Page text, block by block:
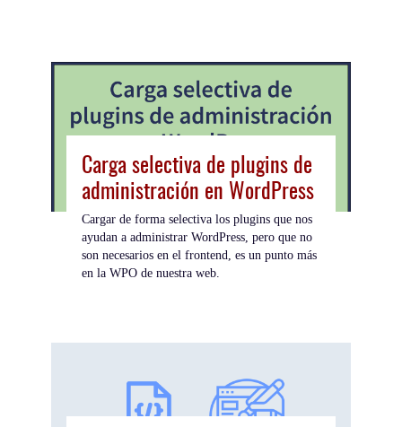
Carga selectiva de plugins de
administración en WordPress
Cargar de forma selectiva los plugins que nos
ayudan a administrar WordPress, pero que no
son necesarios en el frontend, es un punto más
en la WPO de nuestra web.